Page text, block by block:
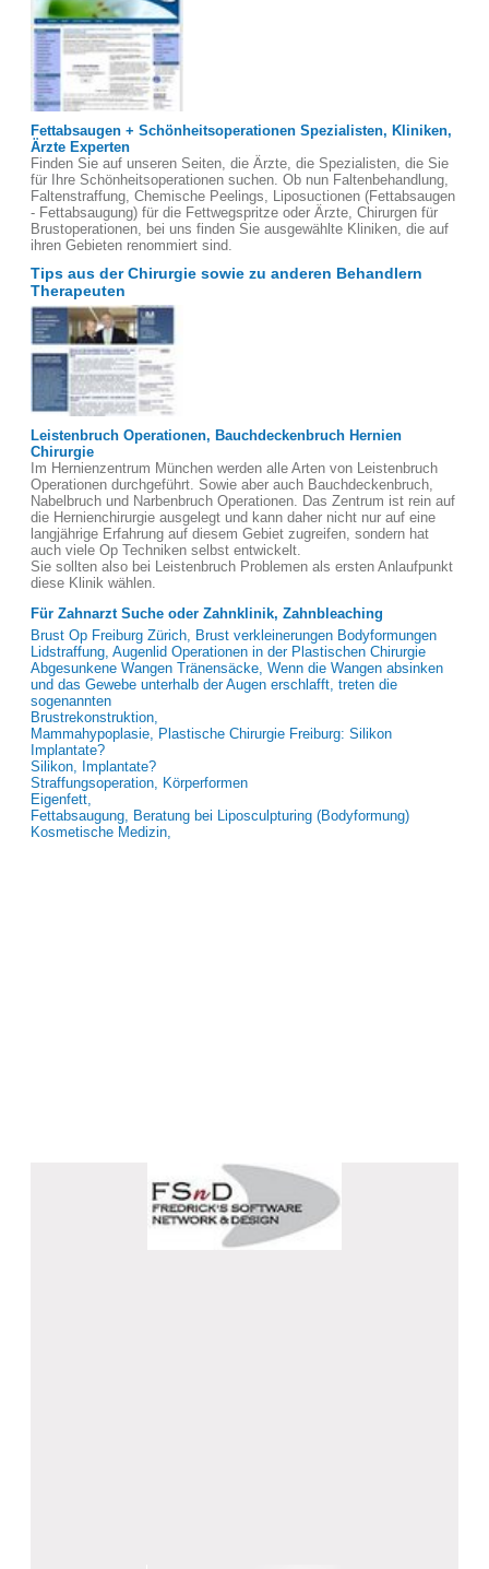
Fettabsaugen + Schönheitsoperationen Spezialisten, Kliniken,
Ärzte Experten
Finden Sie auf unseren Seiten, die Ärzte, die Spezialisten, die Sie
für Ihre Schönheitsoperationen suchen. Ob nun Faltenbehandlung,
Faltenstraffung, Chemische Peelings, Liposuctionen (Fettabsaugen
- Fettabsaugung) für die Fettwegspritze oder Ärzte, Chirurgen für
Brustoperationen, bei uns finden Sie ausgewählte Kliniken, die auf
ihren Gebieten renommiert sind.
Tips aus der Chirurgie sowie zu anderen Behandlern
Therapeuten
Leistenbruch Operationen, Bauchdeckenbruch Hernien
Chirurgie
Im Hernienzentrum München werden alle Arten von Leistenbruch
Operationen durchgeführt. Sowie aber auch Bauchdeckenbruch,
Nabelbruch und Narbenbruch Operationen. Das Zentrum ist rein auf
die Hernienchirurgie ausgelegt und kann daher nicht nur auf eine
langjährige Erfahrung auf diesem Gebiet zugreifen, sondern hat
auch viele Op Techniken selbst entwickelt.
Sie sollten also bei Leistenbruch Problemen als ersten Anlaufpunkt
diese Klinik wählen.
Für Zahnarzt Suche oder Zahnklinik, Zahnbleaching
Brust Op Freiburg Zürich, Brust verkleinerungen Bodyformungen
Lidstraffung, Augenlid Operationen in der Plastischen Chirurgie
Abgesunkene Wangen Tränensäcke, Wenn die Wangen absinken
und das Gewebe unterhalb der Augen erschlafft, treten die
sogenannten
Brustrekonstruktion,
Mammahypoplasie, Plastische Chirurgie Freiburg: Silikon
Implantate?
Silikon, Implantate?
Straffungsoperation, Körperformen
Eigenfett,
Fettabsaugung, Beratung bei Liposculpturing (Bodyformung)
Kosmetische Medizin,